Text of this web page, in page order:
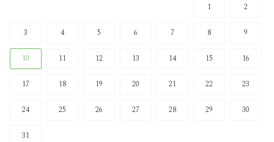
1 2
3 4 5 6 7 8 9
10 11 12 13 14 15 16
17 18 19 20 21 22 23
24 25 26 27 28 29 30
31